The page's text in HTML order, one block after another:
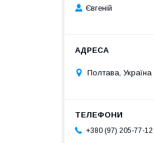
Євгеній
Полтава, Україна
+380 (97) 205-77-12